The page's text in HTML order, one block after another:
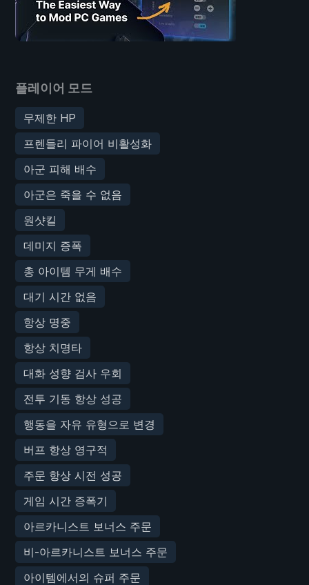
플레이어 모드
무제한 HP
프렌들리 파이어 비활성화
아군 피해 배수
아군은 죽을 수 없음
원샷킬
데미지 증폭
총 아이템 무게 배수
대기 시간 없음
항상 명중
항상 치명타
대화 성향 검사 우회
전투 기동 항상 성공
행동을 자유 유형으로 변경
버프 항상 영구적
주문 항상 시전 성공
게임 시간 증폭기
아르카니스트 보너스 주문
비-아르카니스트 보너스 주문
아이템에서의 슈퍼 주문